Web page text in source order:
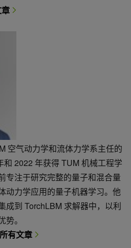
空气动力学和流体力学系主任的
2022 年获得 TUM 机械工程学
专注于研究完整的量子和混合量
动力学应用的量子机器学习。他
成到 TorchLBM 求解器中，以利
。
有文章